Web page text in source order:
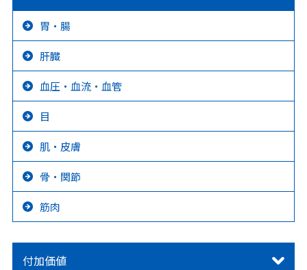
胃・腸
肝臓
血圧・血流・血管
目
肌・皮膚
骨・関節
筋肉
付加価値